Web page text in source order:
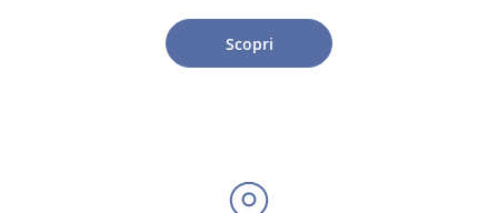
Scopri